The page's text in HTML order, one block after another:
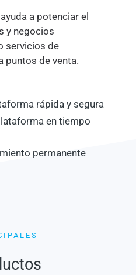
a potenciar el
y negocios
servicios de
puntos de venta.
rápida y segura
en tiempo
permanente